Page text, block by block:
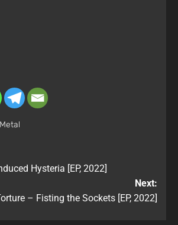
Hysteria [EP, 2022]
Next:
– Fisting the Sockets [EP, 2022]